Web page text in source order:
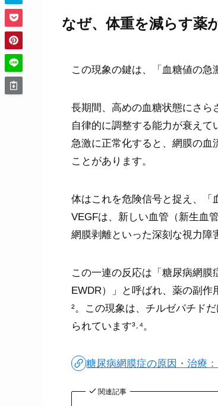
なぜ、体重を減らす薬
この現象の鍵は、「血糖値の急
長期間、高めの血糖状態にさら
自律的に調整する能力が衰え
急激に正常化すると、網膜の血
ことがあります。
体はこれを危険信号と捉え、「
VEGFは、新しい血管（新生血
網膜剥離といった深刻な視力障
この一連の反応は「糖尿病網膜
EWDR）」と呼ばれ、薬の副
²。この現象は、チルゼパチド
られています³˒⁴。
糖尿病網膜症の原因・治療
関連記事